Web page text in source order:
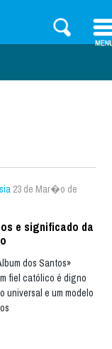
23 de Mar�o de
e significado da
dos Santos»
fiel católico é digno
universal e um modelo